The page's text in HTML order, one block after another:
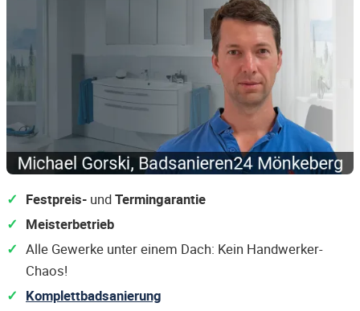
Festpreis- undTermingarantie
Meisterbetrieb
Alle Gewerke unter einem Dach: Kein Handwerker-
Chaos!
Komplettbadsanierung